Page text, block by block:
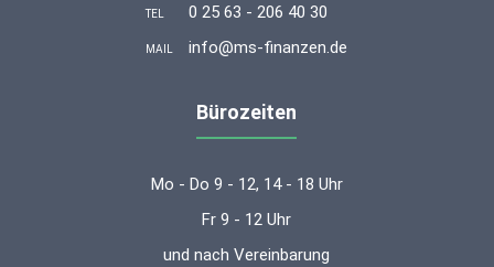
TEL 0 25 63 - 206 40 30
MAIL info@ms-finanzen.de
Bürozeiten
Mo - Do 9 - 12, 14 - 18 Uhr
Fr 9 - 12 Uhr
und nach Vereinbarung